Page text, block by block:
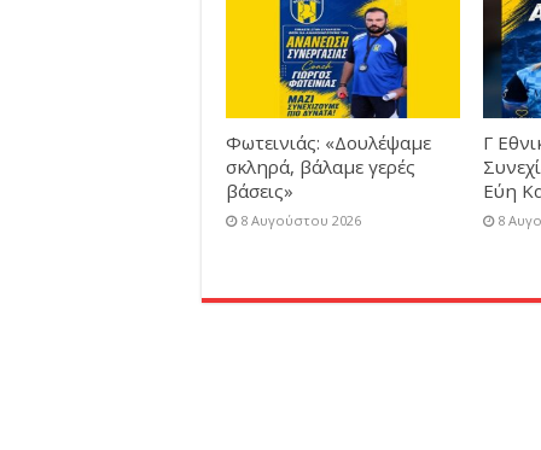
Φωτεινιάς: «Δουλέψαμε
σκληρά, βάλαμε γερές
βάσεις»
8 Αυγούστου 2026
Γ
Εύη
8